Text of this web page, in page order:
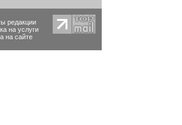
редакции
на услуги
на сайте